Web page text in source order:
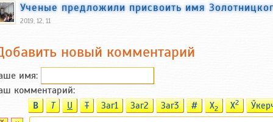
Ученые предложили присвоить имя
2019, 12, 11
новый комментарий
имя:
комментарий:
B T U T Заг1 Заг2 Заг3 # X2 X2